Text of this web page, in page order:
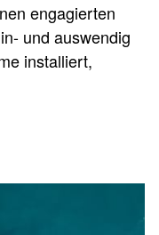
engagierten
und auswendig
installiert,